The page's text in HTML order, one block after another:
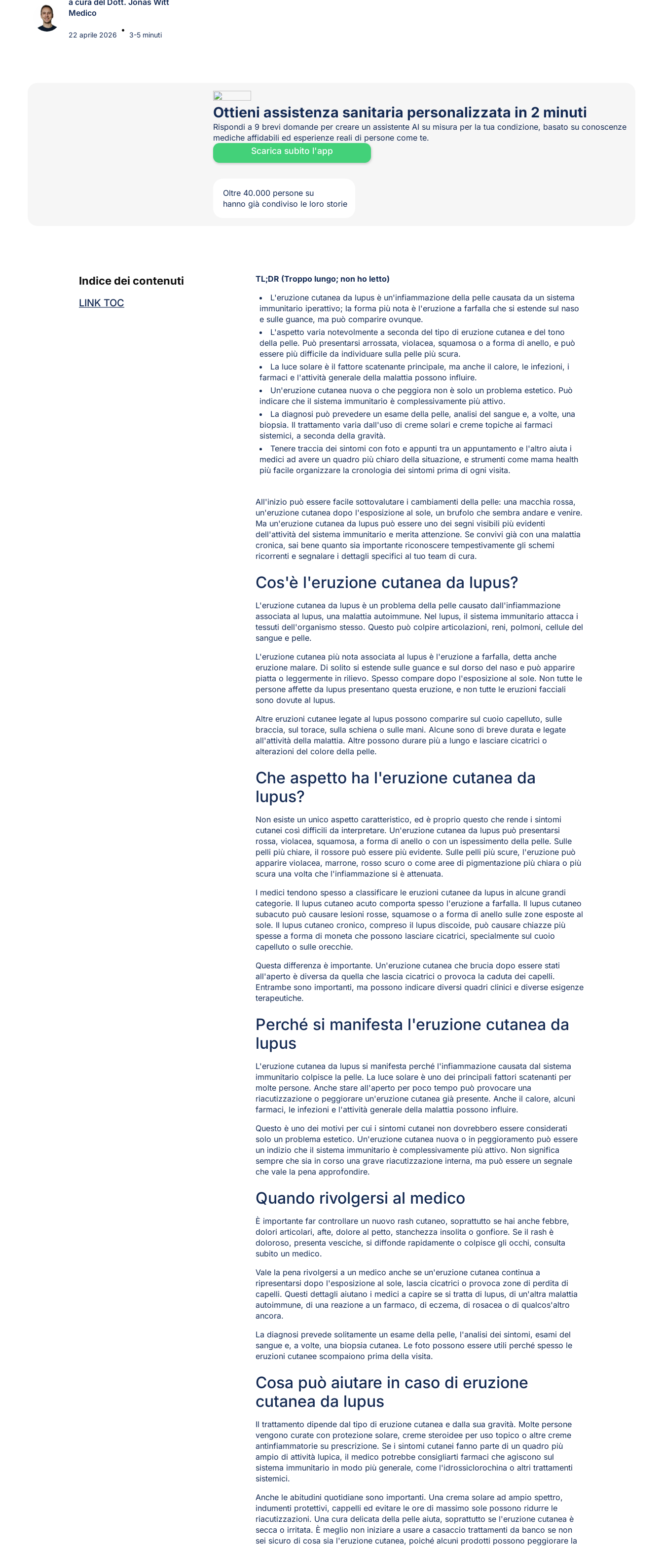
Medico
22 aprile 2026 • 3-5 minuti
Ottieni assistenza sanitaria personalizzata in 2 minuti
Rispondi a 9 brevi domande per creare un assistente AI su misura per la tua condizione, basato su conoscenze
mediche affidabili ed esperienze reali di persone come te.
Scarica subito l'app
Oltre 40.000 persone su
hanno già condiviso le loro storie
Indice dei contenuti
LINK TOC
TL;DR (Troppo lungo; non ho letto)
L'eruzione cutanea da lupus è un'infiammazione della pelle causata da un sistema
immunitario iperattivo; la forma più nota è l'eruzione a farfalla che si estende sul naso
e sulle guance, ma può comparire ovunque.
L'aspetto varia notevolmente a seconda del tipo di eruzione cutanea e del tono
della pelle. Può presentarsi arrossata, violacea, squamosa o a forma di anello, e può
essere più difficile da individuare sulla pelle più scura.
La luce solare è il fattore scatenante principale, ma anche il calore, le infezioni, i
farmaci e l'attività generale della malattia possono influire.
Un'eruzione cutanea nuova o che peggiora non è solo un problema estetico. Può
indicare che il sistema immunitario è complessivamente più attivo.
La diagnosi può prevedere un esame della pelle, analisi del sangue e, a volte, una
biopsia. Il trattamento varia dall'uso di creme solari e creme topiche ai farmaci
sistemici, a seconda della gravità.
Tenere traccia dei sintomi con foto e appunti tra un appuntamento e l'altro aiuta i
medici ad avere un quadro più chiaro della situazione, e strumenti come mama health
più facile organizzare la cronologia dei sintomi prima di ogni visita.
All'inizio può essere facile sottovalutare i cambiamenti della pelle: una macchia rossa,
un'eruzione cutanea dopo l'esposizione al sole, un brufolo che sembra andare e venire.
Ma un'eruzione cutanea da lupus può essere uno dei segni visibili più evidenti
dell'attività del sistema immunitario e merita attenzione. Se convivi già con una malattia
cronica, sai bene quanto sia importante riconoscere tempestivamente gli schemi
ricorrenti e segnalare i dettagli specifici al tuo team di cura.
Cos'è l'eruzione cutanea da lupus?
L'eruzione cutanea da lupus è un problema della pelle causato dall'infiammazione
associata al lupus, una malattia autoimmune. Nel lupus, il sistema immunitario attacca i
tessuti dell'organismo stesso. Questo può colpire articolazioni, reni, polmoni, cellule del
sangue e pelle.
L'eruzione cutanea più nota associata al lupus è l'eruzione a farfalla, detta anche
eruzione malare. Di solito si estende sulle guance e sul dorso del naso e può apparire
piatta o leggermente in rilievo. Spesso compare dopo l'esposizione al sole. Non tutte le
persone affette da lupus presentano questa eruzione, e non tutte le eruzioni facciali
sono dovute al lupus.
Altre eruzioni cutanee legate al lupus possono comparire sul cuoio capelluto, sulle
braccia, sul torace, sulla schiena o sulle mani. Alcune sono di breve durata e legate
all'attività della malattia. Altre possono durare più a lungo e lasciare cicatrici o
alterazioni del colore della pelle.
Che aspetto ha l'eruzione cutanea da
lupus?
Non esiste un unico aspetto caratteristico, ed è proprio questo che rende i sintomi
cutanei così difficili da interpretare. Un'eruzione cutanea da lupus può presentarsi
rossa, violacea, squamosa, a forma di anello o con un ispessimento della pelle. Sulle
pelli più chiare, il rossore può essere più evidente. Sulle pelli più scure, l'eruzione può
apparire violacea, marrone, rosso scuro o come aree di pigmentazione più chiara o più
scura una volta che l'infiammazione si è attenuata.
I medici tendono spesso a classificare le eruzioni cutanee da lupus in alcune grandi
categorie. Il lupus cutaneo acuto comporta spesso l'eruzione a farfalla. Il lupus cutaneo
subacuto può causare lesioni rosse, squamose o a forma di anello sulle zone esposte al
sole. Il lupus cutaneo cronico, compreso il lupus discoide, può causare chiazze più
spesse a forma di moneta che possono lasciare cicatrici, specialmente sul cuoio
capelluto o sulle orecchie.
Questa differenza è importante. Un'eruzione cutanea che brucia dopo essere stati
all'aperto è diversa da quella che lascia cicatrici o provoca la caduta dei capelli.
Entrambe sono importanti, ma possono indicare diversi quadri clinici e diverse esigenze
terapeutiche.
Perché si manifesta l'eruzione cutanea da
lupus
L'eruzione cutanea da lupus si manifesta perché l'infiammazione causata dal sistema
immunitario colpisce la pelle. La luce solare è uno dei principali fattori scatenanti per
molte persone. Anche stare all'aperto per poco tempo può provocare una
riacutizzazione o peggiorare un'eruzione cutanea già presente. Anche il calore, alcuni
farmaci, le infezioni e l'attività generale della malattia possono influire.
Questo è uno dei motivi per cui i sintomi cutanei non dovrebbero essere considerati
solo un problema estetico. Un'eruzione cutanea nuova o in peggioramento può essere
un indizio che il sistema immunitario è complessivamente più attivo. Non significa
sempre che sia in corso una grave riacutizzazione interna, ma può essere un segnale
che vale la pena approfondire.
Quando rivolgersi al medico
È importante far controllare un nuovo rash cutaneo, soprattutto se hai anche febbre,
dolori articolari, afte, dolore al petto, stanchezza insolita o gonfiore. Se il rash è
doloroso, presenta vesciche, si diffonde rapidamente o colpisce gli occhi, consulta
subito un medico.
Vale la pena rivolgersi a un medico anche se un'eruzione cutanea continua a
ripresentarsi dopo l'esposizione al sole, lascia cicatrici o provoca zone di perdita di
capelli. Questi dettagli aiutano i medici a capire se si tratta di lupus, di un'altra malattia
autoimmune, di una reazione a un farmaco, di eczema, di rosacea o di qualcos'altro
ancora.
La diagnosi prevede solitamente un esame della pelle, l'analisi dei sintomi, esami del
sangue e, a volte, una biopsia cutanea. Le foto possono essere utili perché spesso le
eruzioni cutanee scompaiono prima della visita.
Cosa può aiutare in caso di eruzione
cutanea da lupus
Il trattamento dipende dal tipo di eruzione cutanea e dalla sua gravità. Molte persone
vengono curate con protezione solare, creme steroidee per uso topico o altre creme
antinfiammatorie su prescrizione. Se i sintomi cutanei fanno parte di un quadro più
ampio di attività lupica, il medico potrebbe consigliarti farmaci che agiscono sul
sistema immunitario in modo più generale, come l'idrossiclorochina o altri trattamenti
sistemici.
Anche le abitudini quotidiane sono importanti. Una crema solare ad ampio spettro,
indumenti protettivi, cappelli ed evitare le ore di massimo sole possono ridurre le
riacutizzazioni. Una cura delicata della pelle aiuta, soprattutto se l'eruzione cutanea è
secca o irritata. È meglio non iniziare a usare a casaccio trattamenti da banco se non
sei sicuro di cosa sia l'eruzione cutanea, poiché alcuni prodotti possono peggiorare la